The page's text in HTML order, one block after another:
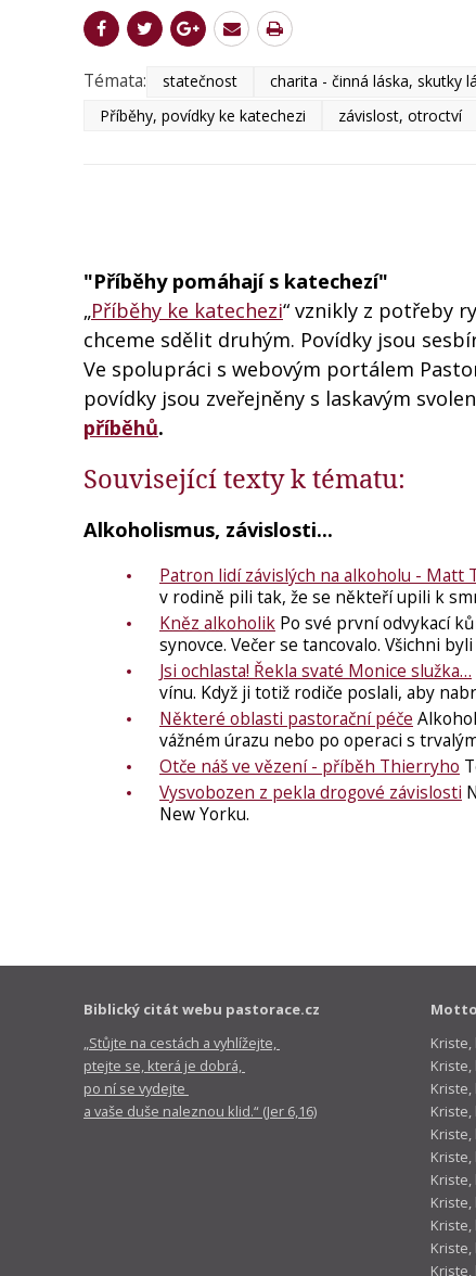
Témata: statečnost charita - činná láska, skutky
Příběhy, povídky ke katechezi
závislost, otroctví
"Příběhy pomáhají s katechezí"
„Příběhy ke katechezi“ vznikly z potřeby
chceme sdělit druhým. Povídky jsou
Ve spolupráci s webovým portálem
povídky jsou zveřejněny s laskavým
příběhů.
Související texty k tématu:
Alkoholismus, závislosti...
Patron lidí závislých na alkoholu - Matt
v rodině pili tak, že se někteří upili k
Kněz alkoholik Po své první odvykací
synovce. Večer se tancovalo. Všichni
Jsi ochlasta! Řekla svaté Monice služka…
vínu. Když ji totiž rodiče poslali, aby
Některé oblasti pastorační péče
vážném úrazu nebo po operaci s
Otče náš ve vězení - příběh Thierryho
Vysvobozen z pekla drogové závislosti
New Yorku.
Biblický citát webu pastorace.cz
„Stůjte na cestách a vyhlížejte,
ptejte se, která je dobrá,
po ní se vydejte
a vaše duše naleznou klid.“ (Jer 6,16)
Kriste,
Kriste,
Kriste,